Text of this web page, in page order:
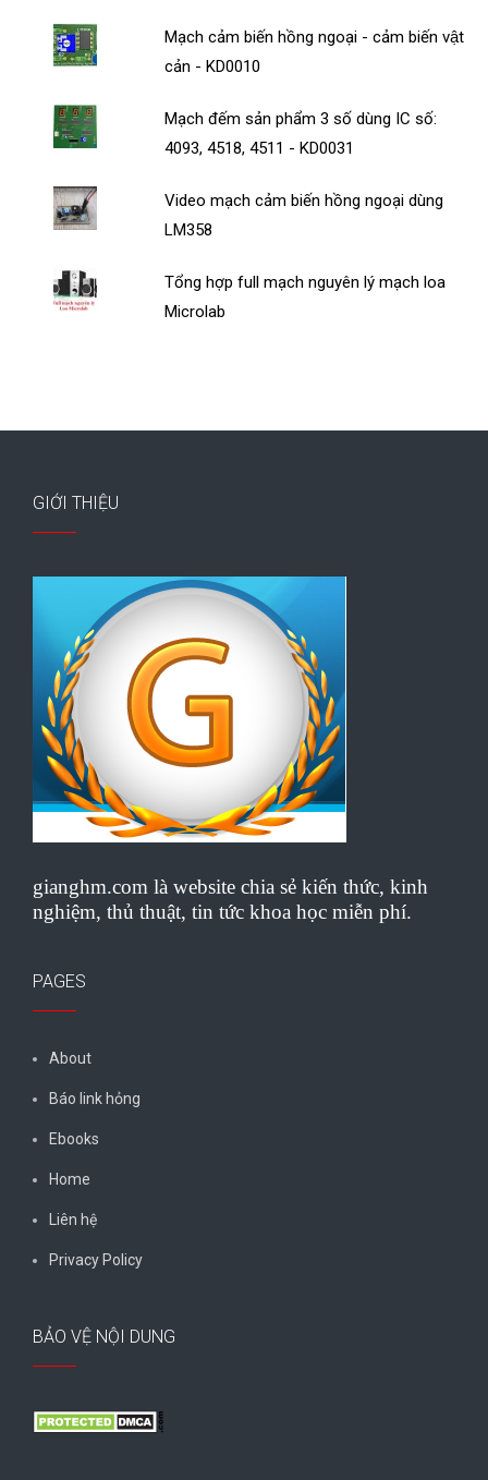
Mạch cảm biến hồng ngoại - cảm biến vật
cản - KD0010
Mạch đếm sản phẩm 3 số dùng IC số:
4093, 4518, 4511 - KD0031
Video mạch cảm biến hồng ngoại dùng
LM358
Tổng hợp full mạch nguyên lý mạch loa
Microlab
GIỚI THIỆU
gianghm.com là website chia sẻ kiến thức, kinh
nghiệm, thủ thuật, tin tức khoa học miễn phí.
PAGES
About
Báo link hỏng
Ebooks
Home
Liên hệ
Privacy Policy
BẢO VỆ NỘI DUNG